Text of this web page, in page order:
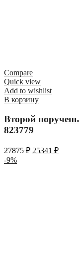
Compare
Quick view
Add to wishlist
В корзину
Второй
823779
27875₽ 25341 ₽
-9%